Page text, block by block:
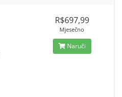
R$697,99
Mjesečno
Naruči